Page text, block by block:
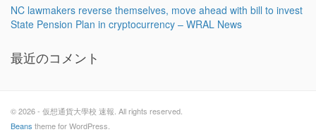
NC lawmakers reverse themselves, move ahead with bill to invest
State Pension Plan in cryptocurrency – WRAL News
最近のコメント
© 2026 - 仮想通貨大學校 速報. All rights reserved.
Beans theme for WordPress.